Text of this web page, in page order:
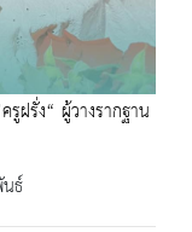
ฝรั่ง“ ผู้วางรากฐาน
ธ์